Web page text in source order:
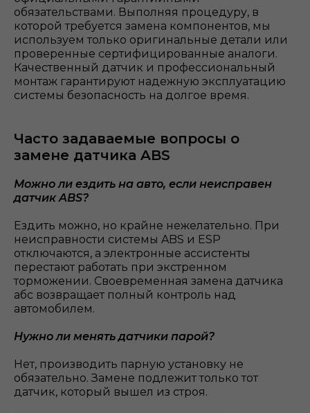
обязательствами. Выполняя процедуру, в
которой требуется замена компонентов, мы
используем только оригинальные детали или
проверенные сертифицированные аналоги.
Качественный датчик и профессиональный
монтаж гарантируют надежную эксплуатацию
системы безопасность на долгое время.
Часто задаваемые вопросы о
замене датчика ABS
Можно ли ездить на авто, если неисправен
датчик ABS?
Ездить можно, но крайне нежелательно. При
неисправности системы ABS и ESP
отключаются, а электронные ассистенты
перестают работать при экстренном
торможении. Своевременная замена датчика
абс возвращает полный контроль над
автомобилем.
Нужно ли менять датчики парой?
Нет, производить парную установку не
обязательно. Замене подлежит только тот
датчик, который вышел из строя.